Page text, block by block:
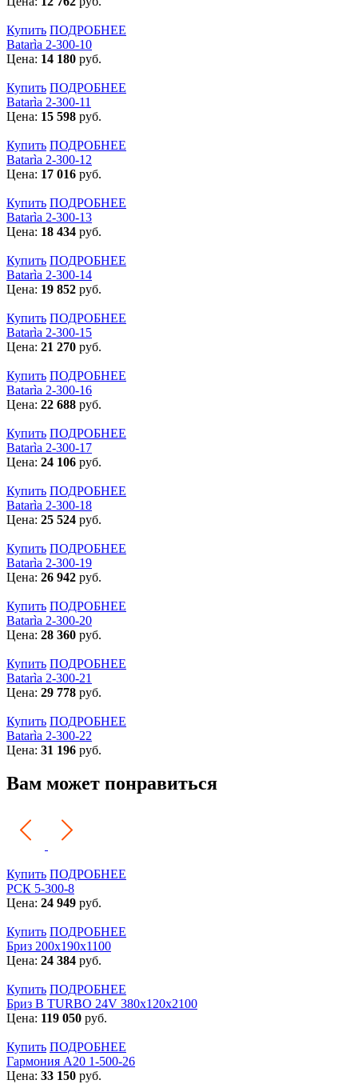
Купить ПОДРОБНЕЕ
Batarìa 2-300-10
Цена: 14 180 руб.
Купить ПОДРОБНЕЕ
Batarìa 2-300-11
Цена: 15 598 руб.
Купить ПОДРОБНЕЕ
Batarìa 2-300-12
Цена: 17 016 руб.
Купить ПОДРОБНЕЕ
Batarìa 2-300-13
Цена: 18 434 руб.
Купить ПОДРОБНЕЕ
Batarìa 2-300-14
Цена: 19 852 руб.
Купить ПОДРОБНЕЕ
Batarìa 2-300-15
Цена: 21 270 руб.
Купить ПОДРОБНЕЕ
Batarìa 2-300-16
Цена: 22 688 руб.
Купить ПОДРОБНЕЕ
Batarìa 2-300-17
Цена: 24 106 руб.
Купить ПОДРОБНЕЕ
Batarìa 2-300-18
Цена: 25 524 руб.
Купить ПОДРОБНЕЕ
Batarìa 2-300-19
Цена: 26 942 руб.
Купить ПОДРОБНЕЕ
Batarìa 2-300-20
Цена: 28 360 руб.
Купить ПОДРОБНЕЕ
Batarìa 2-300-21
Цена: 29 778 руб.
Купить ПОДРОБНЕЕ
Batarìa 2-300-22
Цена: 31 196 руб.
Вам может понравиться
Купить ПОДРОБНЕЕ
РСК 5-300-8
Цена: 24 949 руб.
Купить ПОДРОБНЕЕ
Бриз 200х190х1100
Цена: 24 384 руб.
Купить ПОДРОБНЕЕ
Бриз В TURBO 24V 380х120х2100
Цена: 119 050 руб.
Купить ПОДРОБНЕЕ
Гармония А20 1-500-26
Цена: 33 150 руб.